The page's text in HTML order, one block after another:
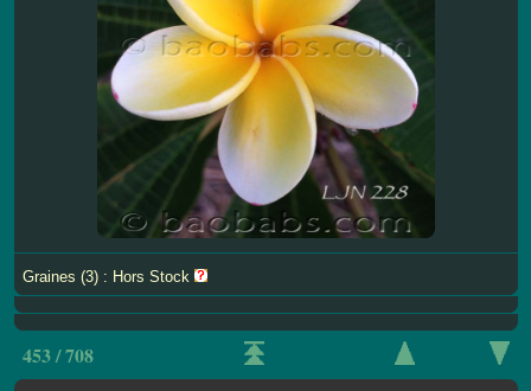
Graines (3) : Hors Stock
453 / 708